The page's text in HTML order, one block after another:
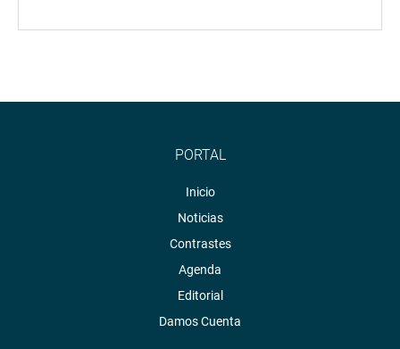
PORTAL
Inicio
Noticias
Contrastes
Agenda
Editorial
Damos Cuenta